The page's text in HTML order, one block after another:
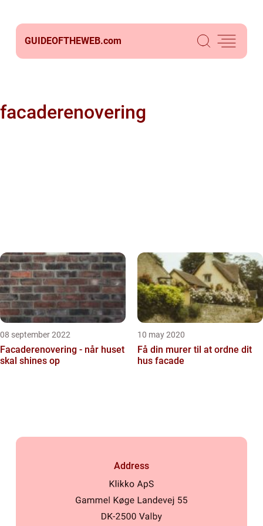
GUIDEOFTHEWEB.com
facaderenovering
08 september 2022
Facaderenovering - når huset
skal shines op
10 may 2020
Få din murer til at ordne dit
hus facade
Address